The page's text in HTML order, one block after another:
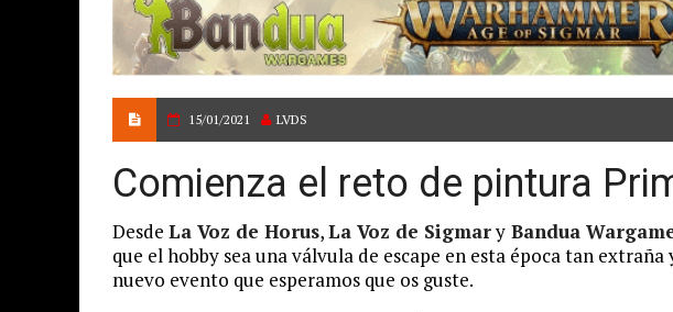
15/01/2021 LVDS
Comienza el reto de pintura
Desde La Voz de Horus,La Voz de Sigmary Bandua
que el hobby sea una válvula de escape en esta época tan
nuevo evento que esperamos que os guste.